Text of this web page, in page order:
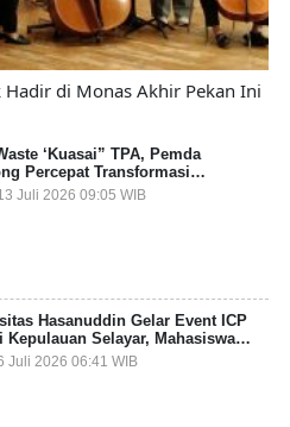
di Monas Akhir Pekan Ini
‘Kuasai” TPA, Pemda
Percepat Transformasi
Sampah Organik dari Sumber
Juli 2026 09:05 WIB
Hasanuddin Gelar Event ICP
Kepulauan Selayar, Mahasiswa
Negara Jadi Partisipan
Juli 2026 06:41 WIB